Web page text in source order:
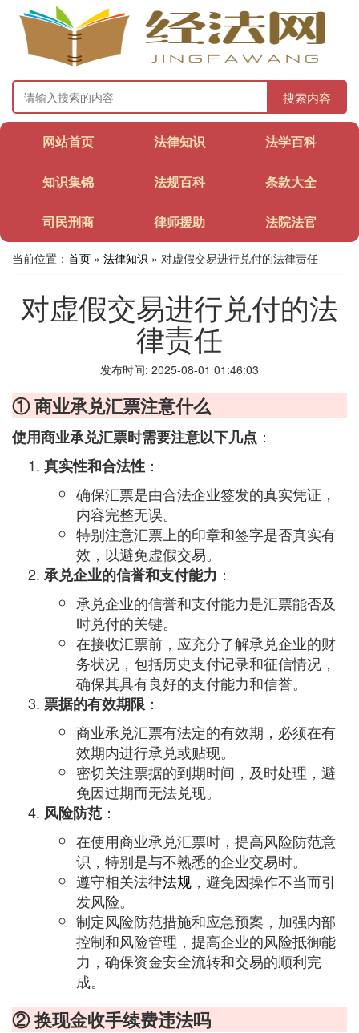
搜索内容
网站首页 法律知识 法学百科
知识集锦 法规百科 条款大全
司民刑商 律师援助 法院法官
当前位置： 首页 » 法律知识 » 对虚假交易进行兑付的法律责任
对虚假交易进行兑付的法
律责任
发布时间: 2025-08-01 01:46:03
① 商业承兑汇票注意什么
使用商业承兑汇票时需要注意以下几点 ：
真实性和合法性 ：
确保汇票是由合法企业签发的真实凭证，
内容完整无误。
特别注意汇票上的印章和签字是否真实有
效，以避免虚假交易。
承兑企业的信誉和支付能力 ：
承兑企业的信誉和支付能力是汇票能否及
时兑付的关键。
在接收汇票前，应充分了解承兑企业的财
务状况，包括历史支付记录和征信情况，
确保其具有良好的支付能力和信誉。
票据的有效期限 ：
商业承兑汇票有法定的有效期，必须在有
效期内进行承兑或贴现。
密切关注票据的到期时间，及时处理，避
免因过期而无法兑现。
风险防范：
在使用商业承兑汇票时，提高风险防范意
识，特别是与不熟悉的企业交易时。
遵守相关法律法规 ，避免因操作不当而引
发风险。
制定风险防范措施和应急预案，加强内部
控制和风险管理，提高企业的风险抵御能
力，确保资金安全流转和交易的顺利完
成。
② 换现金收手续费违法吗